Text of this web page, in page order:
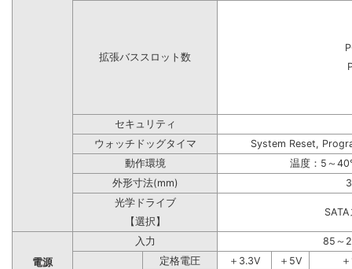
拡張バススロット数
セキュリティ
ウォッチドッグタイマ
System Reset,
動作環境
温度：5～
外形寸法(mm)
光学ドライブ
【選択】
電源
入力 85～
定格電圧 ＋3.3V ＋5V